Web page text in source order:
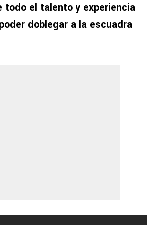
todo el talento y experiencia
doblegar a la escuadra